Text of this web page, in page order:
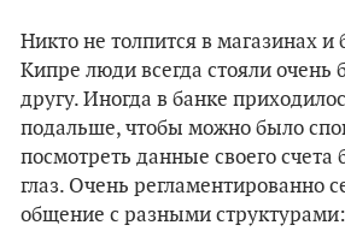
Никто не толпится в магазинах и
Кипре люди всегда стояли очень
другу. Иногда в банке
подальше, чтобы можно было
посмотреть данные своего счета
глаз. Очень регламентированно
общение с разными